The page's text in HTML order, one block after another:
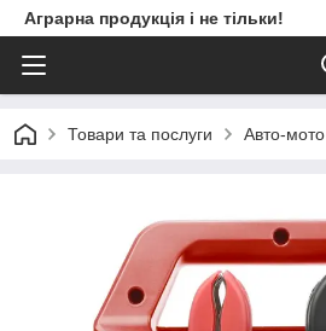
Аграрна продукція і не тільки!
Товари та послуги Авто-мото